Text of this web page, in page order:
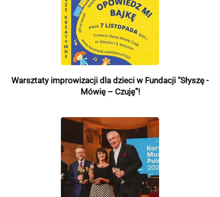
Warsztaty improwizacji dla dzieci w Fundacji "Słyszę -
Mówię – Czuję”!